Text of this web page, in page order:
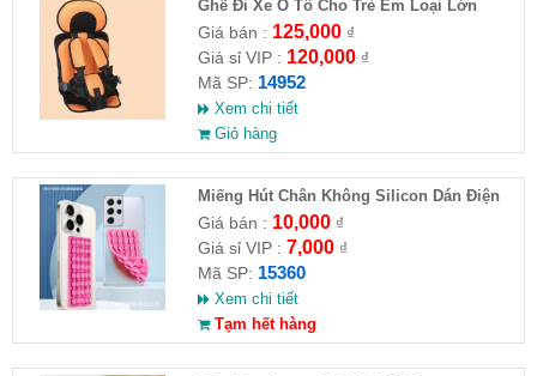
Ghế Đi Xe Ô Tô Cho Trẻ Em Loại Lớn
56x24x36
Giá bán : 125,000₫
Giá sỉ VIP : 120,000₫
Mã SP: 14952
Xem chi tiết
Giỏ hàng
Miếng Hút Chân Không Silicon Dán Điện
Thoại
Giá bán : 10,000₫
Giá sỉ VIP : 7,000₫
Mã SP: 15360
Xem chi tiết
Tạm hết hàng